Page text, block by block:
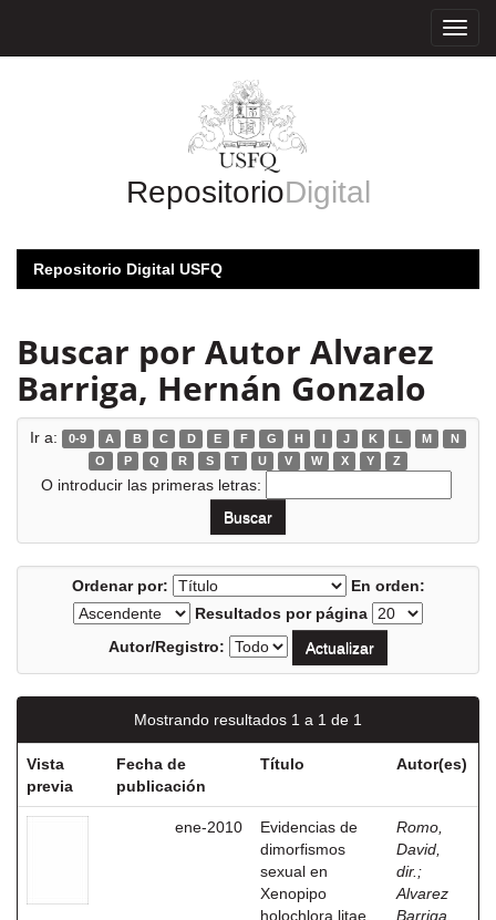
RepositorioDigital
Repositorio Digital USFQ
Buscar por Autor Alvarez
Barriga, Hernán Gonzalo
Ir a: 0-9 A B C D E F G H I J K L M
N
O
P Q R S T U V W X Y Z
O introducir las primeras letras:
Ordenar por:
En orden:
Resultados por página
Autor/Registro:
Mostrando resultados 1 a 1 de 1
Vista
previa
Fecha de
publicación
Título Autor(es)
ene-2010
Evidencias de
dimorfismos
sexual en
Xenopipo
holochlora litae,
Romo,
David,
dir. ;
Alvarez
Barriga,